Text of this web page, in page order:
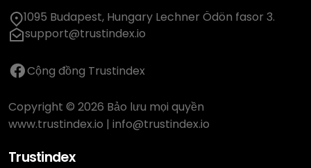
1095 Budapest, Hungary Lechner Ödön fasor 3.
support@trustindex.io
Cộng đồng Trustindex
Copyright © 2026 Bảo lưu mọi quyền
www.trustindex.io | info@trustindex.io
Trustindex